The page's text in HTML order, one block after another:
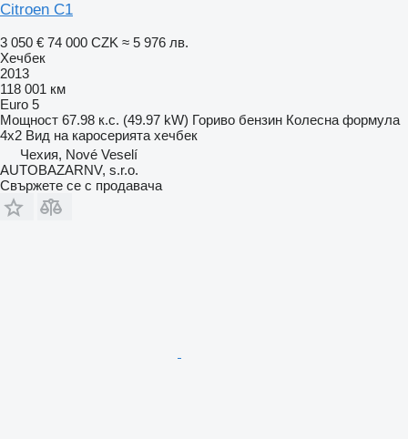
Citroen C1
3 050 € 74 000 CZK ≈ 5 976 лв.
Хечбек
2013
118 001 км
Euro 5
Мощност 67.98 к.с. (49.97 kW) Гориво бензин Колесна формула
4x2 Вид на каросерията хечбек
Чехия, Nové Veselí
AUTOBAZARNV, s.r.o.
Свържете се с продавача